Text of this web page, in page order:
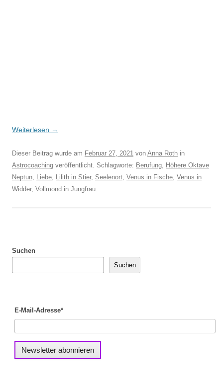
Weiterlesen →
Dieser Beitrag wurde am Februar 27, 2021 von Anna Roth in
Astrocoaching veröffentlicht. Schlagworte: Berufung, Höhere Oktave
Neptun, Liebe, Lilith in Stier, Seelenort, Venus in Fische, Venus in
Widder, Vollmond in Jungfrau.
Suchen
Suchen
E-Mail-Adresse*